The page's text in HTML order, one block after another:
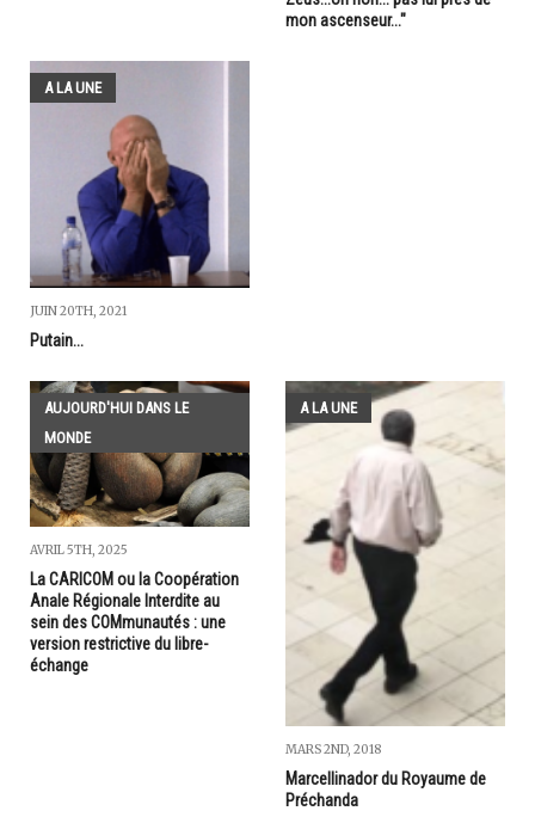
mon ascenseur..."
A LA UNE
JUIN 20TH, 2021
Putain...
AUJOURD'HUI DANS LE
MONDE
AVRIL 5TH, 2025
La CARICOM ou la Coopération
Anale Régionale Interdite au
sein des COMmunautés : une
version restrictive du libre-
échange
A LA UNE
MARS 2ND, 2018
Marcellinador du Royaume de
Préchanda